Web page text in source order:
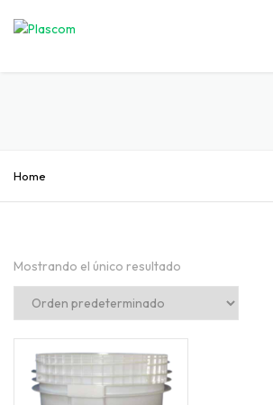
Home
Mostrando el único resultado